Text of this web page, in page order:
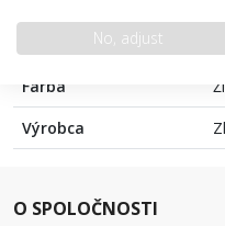
Povrchová úprava
Farba
Výrobca
O SPOLOČNOSTI
No, adjust